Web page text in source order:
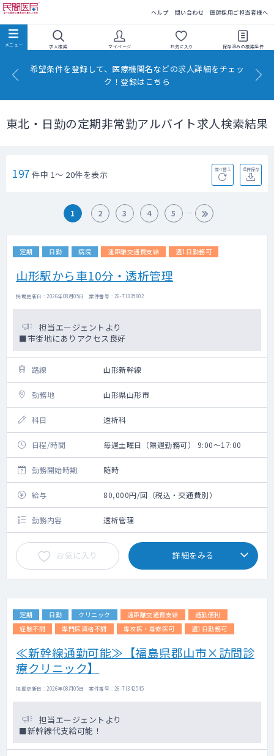
ヘルプ 問い合わせ 医師採用ご担当者様へ
求人検索 マイページ お気に入り 保存済みの検索条件
希望条件を登録して、医療機関名などの求人詳細をチェッ
ク！登録はこちら
東北・日勤の定期非常勤アルバイト求人検索結果
197 件中 1～ 20件を表示 並べ替え 条件保存
1 2 3 4 5
定期 日勤 病院 遠距離交通費支給 週1日勤務可
山形駅から車10分・透析管理
掲載更新日 : 2026年08月05日 案件番号 : 26-TI335802
担当エージェントより
■市街地にありアクセス良好
路線 山形新幹線
勤務地 山形県山形市
科目 透析科
日程/時間 毎週土曜日（隔週勤務可） 9:00～17:00
勤務開始時期 随時
給与 80,000円/回（税込・交通費別）
勤務内容 透析管理
お気に入り 詳細をみる
定期 日勤 クリニック 遠距離交通費支給
通勤便利
経験不問
専門医資格不問 専攻医・専修医可 週1日勤務可
≪新幹線通勤可能≫【福島県郡山市×訪問診
療クリニック】
掲載更新日 : 2026年08月05日 案件番号 : 26-TI342545
担当エージェントより
■新幹線代支給可能！